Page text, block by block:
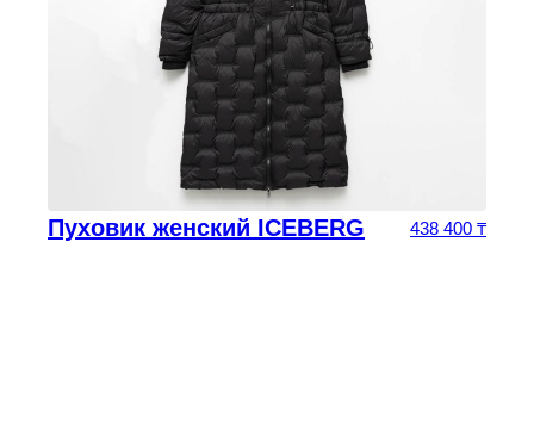
Пуховик женский ICEBERG 438 400 ₸